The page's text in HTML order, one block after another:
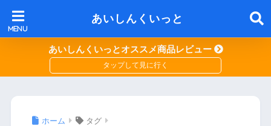
あいしんくいっと
あいしんくいっとオススメ商品レビュー
ホーム タグ